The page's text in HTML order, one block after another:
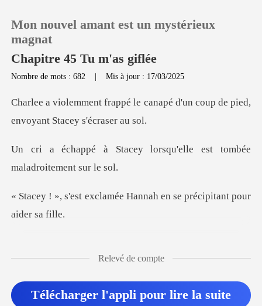
Recharger
Historique
Mon nouvel amant est un mystérieux
magnat
Chapitre 45 Tu m'as giflée
Nombre de mots : 682 |Mis à jour : 17/03/2025
canapé d'un coup de pied,
env
lorsqu'elle est tombée
m
mée Hannah en se précipit
Il a le
Relevé de compte
Télécharger l'appli pour lire la suite